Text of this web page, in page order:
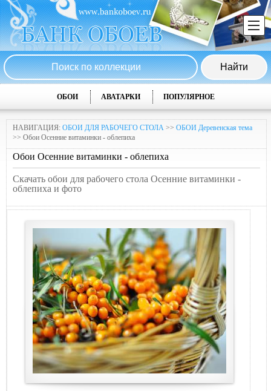
ОБОИ АВАТАРКИ ПОПУЛЯРНОЕ
НАВИГАЦИЯ: ОБОИ ДЛЯ РАБОЧЕГО СТОЛА >> ОБОИ Деревенская тема
>> Обои Осенние витаминки - облепиха
Обои Осенние витаминки - облепиха
Скачать обои для рабочего стола Осенние витаминки -
облепиха и фото